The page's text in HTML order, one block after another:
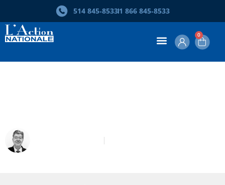
514 845‑85331 866 845‑8533
0